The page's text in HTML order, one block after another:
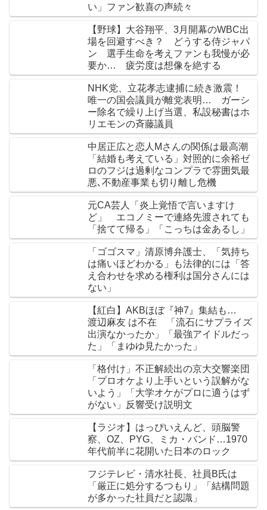
い」ファン歓喜の声続々
【野球】大谷翔平、3月開幕のWBC出
場を回避すべき？ どうする侍ジャパ
ン 選手生命を考えファンも我慢が必
要か… 疲労度は想像を絶する
NHK党、立花孝志逮捕に続き激震！
唯一の国会議員が離党表明… ガーシ
ー除名で繰り上げ当選、私設秘書はホ
リエモンの斉藤議員
中居正広と恋人Mさんの関係は最高潮
「結婚も考えている」対照的に余裕ゼ
ロのフジは過剰なコンプラで雰囲気最
悪､不動産事業も切り離し危機
元CA芸人「炎上覚悟で言いますけ
ど」 エコノミーで連絡先渡されても
「捨てて帰る」「こっちは金あるし」
「ゴゴスマ」清原博弁護士、「気持ち
は痛いほどわかる」も法律的には「答
え合わせを求める権利は国分さんには
ない」
【紅白】AKBほぼ『神7』集結も…
渡辺麻友 は不在 「流石にサプライズ
出演なかったか」「最強アイドルだっ
た」「まゆゆ見たかった」
「格付け」不正解続出の京大交響楽団
「プロオケより上手いという誤解がな
いよう」「大学オケがプロに適うはず
がない」反響受け説明文
【ラジオ】はっぴいえんど、頭脳警
察、OZ、PYG、ミカ・バンド…1970
年代前半に花開いた日本のロック
フジテレビ・清水社長、社員B氏は
「厳正に処分するつもり」「結構問題
が多かった社員だと認識」